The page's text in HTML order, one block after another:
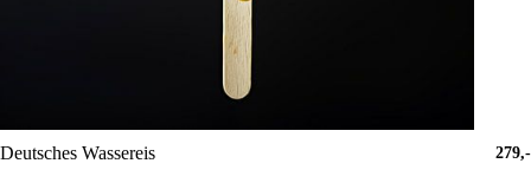
Deutsches Wassereis 279,-